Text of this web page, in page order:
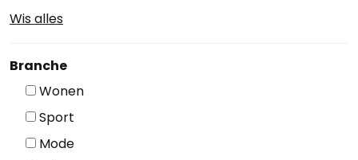
Wis alles
Branche
Wonen
Sport
Mode